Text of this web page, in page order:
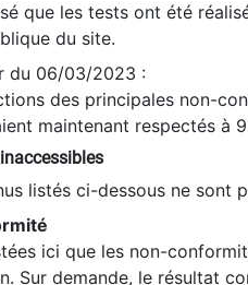
que les tests ont été
du site.
du 06/03/2023 :
des principales non-
maintenant respectés à
listés ci-dessous ne sont
ici que les non-
Sur demande, le résultat